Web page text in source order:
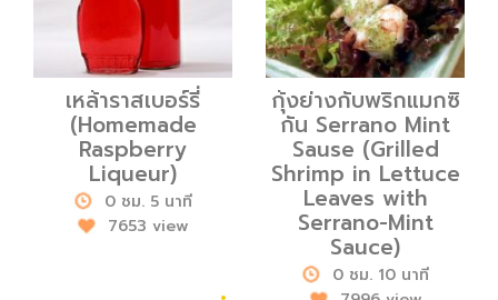
เหล้าราสเบอร์รี่
(Homemade
Raspberry
Liqueur)
0 ชม. 5 นาที
7653 view
กุ้งย่างกับพริกแมกซิ
กัน Serrano Mint
Sause (Grilled
Shrimp in Lettuce
Leaves with
Serrano-Mint
Sauce)
0 ชม. 10 นาที